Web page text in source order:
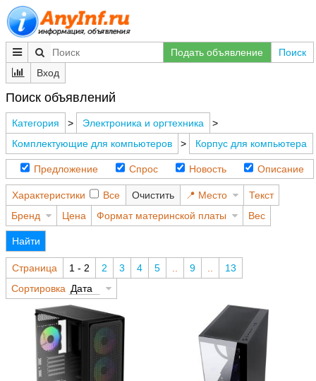
Подать объявление
Поиск
Вход
Поиск объявлений
Категория > Электроника и оргтехника
>
Комплектующие для компьютеров
> Корпус для компьютера
Предложение Спрос Новость Описание
Характеристики Все Очистить Место
Текст
Бренд
Цена Формат материнской платы Вес
Найти
Страница 1 - 2 2 3 4 5 9
13
Сортировка Дата